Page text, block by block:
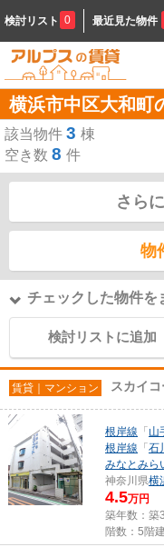
検討リスト 0 最近見た物件
横浜市中区大和町
該当物件 3 棟
空き数 8 件
さら
物
チェックした物件を
検討リストに追加
賃貸｜マンション スカイ
根岸線 「 山
根岸線 「 石
みなとみら
神奈川県横
4.5万円
築年数：築
階数：5階建